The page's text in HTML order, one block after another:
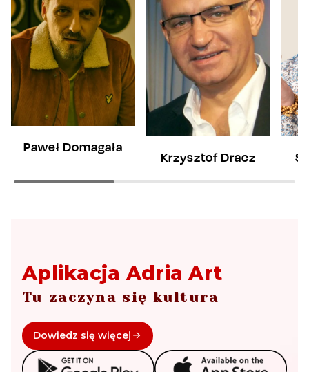
Paweł Domagała
Krzysztof Dracz
Aplikacja Adria Art
Tu zaczyna się kultura
Dowiedz się więcej